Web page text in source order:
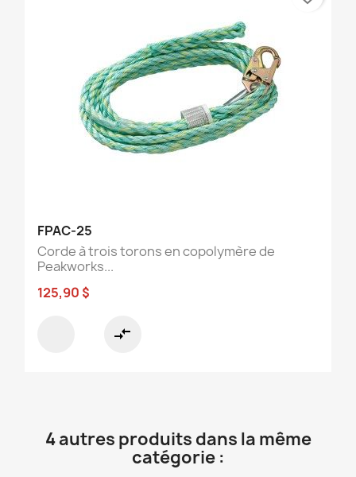
FPAC-25
Corde à trois torons en copolymère de
Peakworks...
125,90 $
compare_arrows
4 autres produits dans la même
catégorie :